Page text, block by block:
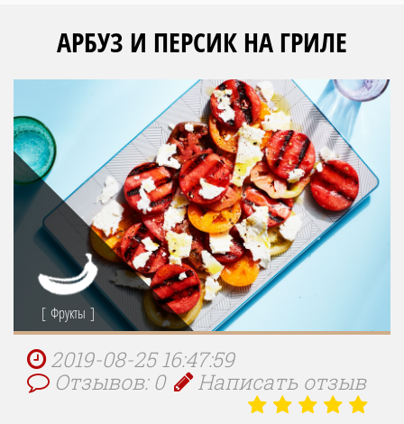
АРБУЗ И ПЕРСИК НА ГРИЛЕ
Фрукты
2019-08-25 16:47:59
Отзывов: 0
Написать отзыв